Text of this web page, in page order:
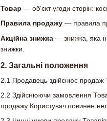
Товар — об'єкт угоди сторін:
Правила продажу — правила
Акційна знижка — знижка, яка
знижки.
2. Загальні положення
2.1 Продавець здійснює продаж
2.2 Здійснюючи замовлення
продажу Користувач повинен